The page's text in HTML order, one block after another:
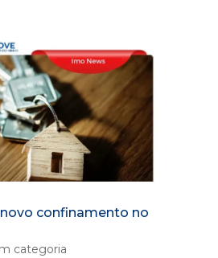
confinamento no
categoria